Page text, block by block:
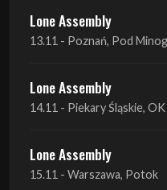
Lone Assembly
14.11 - Piekary Śląskie, OK
Lone Assembly
15.11 - Warszawa, Potok